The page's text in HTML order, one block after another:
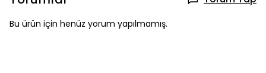
Bu ürün için henüz yorum yapılmamış.